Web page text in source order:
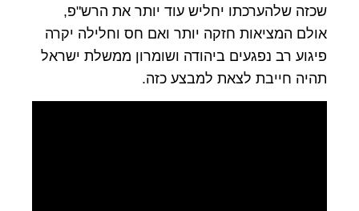
שכזה שלהערכתו יחליש עוד יותר את הרש"פ,
אולם המציאות חזקה יותר ואם חס וחלילה יקרה
פיגוע רב נפגעים ביהודה ושומרון ממשלת ישראל
תהיה חייבת לצאת למבצע כזה.